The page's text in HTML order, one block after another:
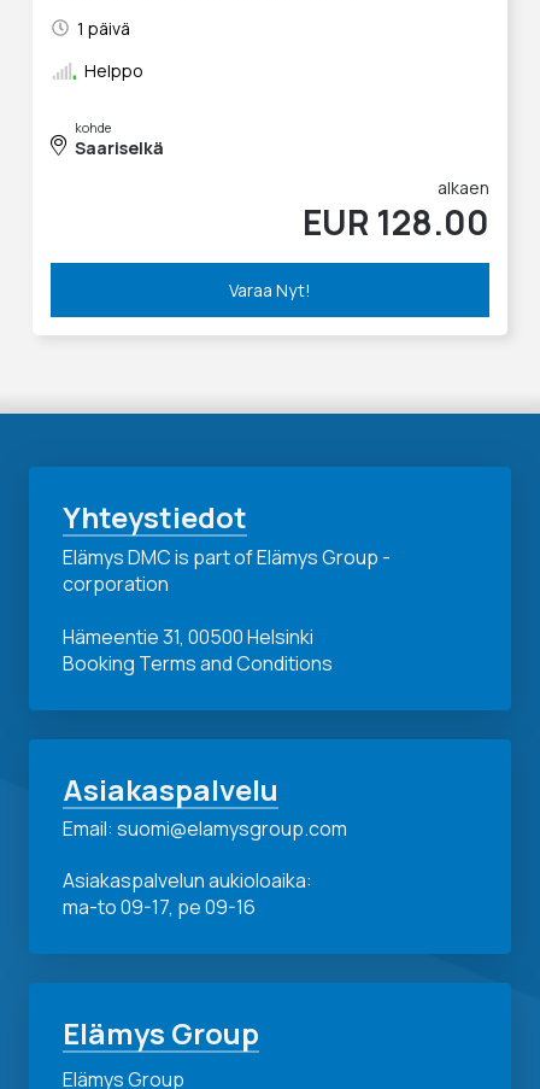
1 päivä
Helppo
kohde
Saariselkä
alkaen
EUR 128.00
Varaa Nyt!
Yhteystiedot
Elämys DMC is part of Elämys Group -
corporation
Hämeentie 31, 00500 Helsinki
Booking Terms and Conditions
Asiakaspalvelu
Email: suomi@elamysgroup.com
Asiakaspalvelun aukioloaika:
ma-to 09-17, pe 09-16
Elämys Group
Elämys Group